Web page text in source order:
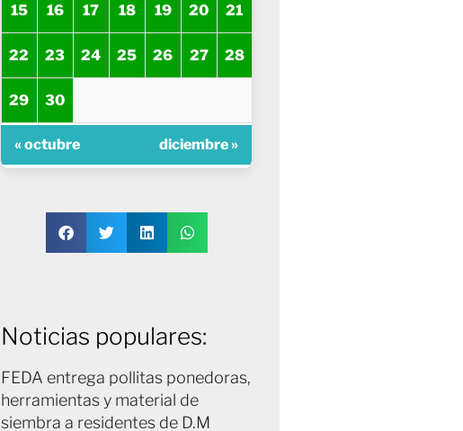
15 16 17 18 19 20 21
22 23 24 25 26 27 28
29 30
« octubre diciembre »
Noticias populares:
FEDA entrega pollitas ponedoras,
herramientas y material de
siembra a residentes de D.M